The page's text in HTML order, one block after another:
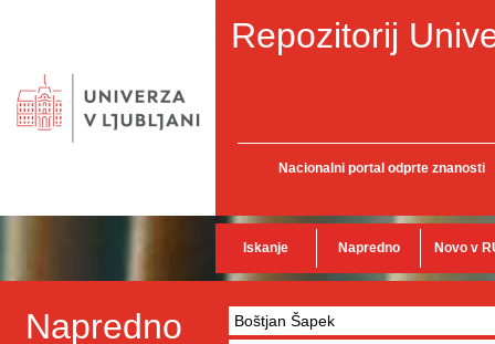
Repozitorij
Nacionalni portal odprte znanosti
Iskanje Napredno Novo v
Napredno